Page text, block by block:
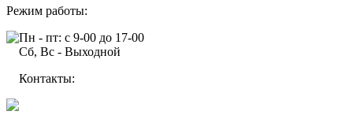
Режим работы:
Пн - пт: с 9-00 до 17-00
Сб, Вс - Выходной
Контакты: